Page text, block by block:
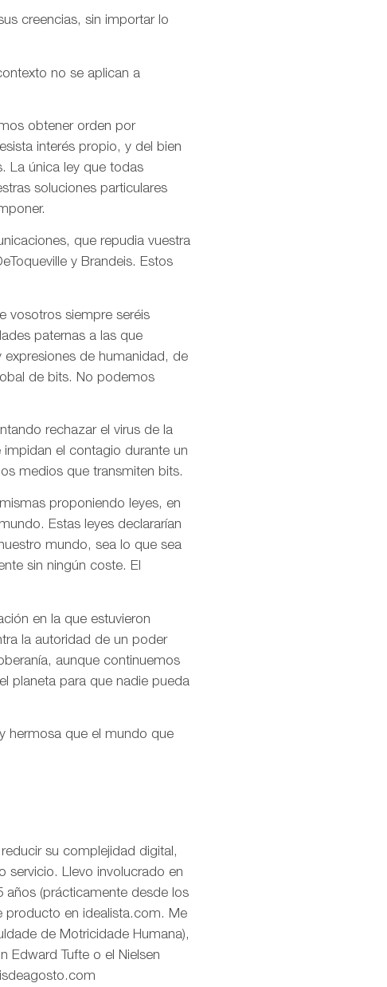
creencias, sin importar lo
no se aplican a
obtener orden por
interés propio, y del bien
La única ley que todas
soluciones particulares
que repudia vuestra
y Brandeis. Estos
vosotros siempre seréis
paternas a las que
de humanidad, de
de bits. No podemos
rechazar el virus de la
el contagio durante un
medios que transmiten bits.
proponiendo leyes, en
Estas leyes declararían
mundo, sea lo que sea
sin ningún coste. El
en la que estuvieron
la autoridad de un poder
aunque continuemos
planeta para que nadie pueda
hermosa que el mundo que
su complejidad digital,
servicio. Llevo involucrado en
años (prácticamente desde los
producto en idealista.com. Me
de Motricidade Humana),
Edward Tufte o el Nielsen